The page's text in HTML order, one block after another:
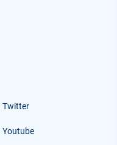
Twitter
Youtube